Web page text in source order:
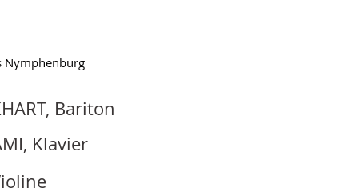
Nymphenburg
Bariton
Klavier